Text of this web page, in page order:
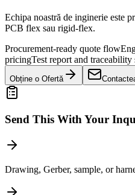
Echipa noastră de inginerie este
PCB flex sau rigid-flex.
Procurement-ready quote flow
pricingTest report and traceability
Obține o Ofertă
Send This With Your
Drawing, Gerber, sample, or